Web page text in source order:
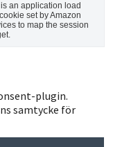
an application load
set by Amazon
to map the session
plugin.
samtycke för